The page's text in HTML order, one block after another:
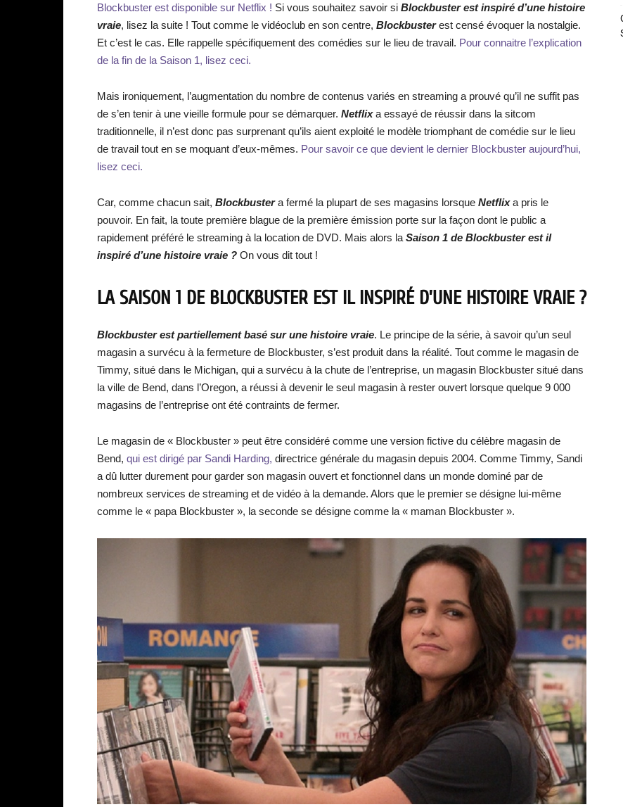
Blockbuster est disponible sur Netflix ! Si vous souhaitez savoir si Blockbuster est inspiré d’une histoire
vraie, lisez la suite ! Tout comme le vidéoclub en son centre, Blockbusterest censé évoquer la nostalgie.
Et c’est le cas. Elle rappelle spécifiquement des comédies sur le lieu de travail. Pour connaitre l’explication
de la fin de la Saison 1, lisez ceci.
Mais ironiquement, l’augmentation du nombre de contenus variés en streaming a prouvé qu’il ne suffit pas
de s’en tenir à une vieille formule pour se démarquer. Netflixa essayé de réussir dans la sitcom
traditionnelle, il n’est donc pas surprenant qu’ils aient exploité le modèle triomphant de comédie sur le lieu
de travail tout en se moquant d’eux-mêmes. Pour savoir ce que devient le dernier Blockbuster aujourd’hui,
lisez ceci.
Car, comme chacun sait, Blockbustera fermé la plupart de ses magasins lorsque Netflixa pris le
pouvoir. En fait, la toute première blague de la première émission porte sur la façon dont le public a
rapidement préféré le streaming à la location de DVD. Mais alors la Saison 1 de Blockbuster est il
inspiré d’une histoire vraie ? On vous dit tout !
LA SAISON 1 DE BLOCKBUSTER EST IL INSPIRÉ D’UNE HISTOIRE VRAIE ?
Blockbuster est partiellement basé sur une histoire vraie. Le principe de la série, à savoir qu’un seul
magasin a survécu à la fermeture de Blockbuster, s’est produit dans la réalité. Tout comme le magasin de
Timmy, situé dans le Michigan, qui a survécu à la chute de l’entreprise, un magasin Blockbuster situé dans
la ville de Bend, dans l’Oregon, a réussi à devenir le seul magasin à rester ouvert lorsque quelque 9 000
magasins de l’entreprise ont été contraints de fermer.
Le magasin de « Blockbuster » peut être considéré comme une version fictive du célèbre magasin de
Bend, qui est dirigé par Sandi Harding, directrice générale du magasin depuis 2004. Comme Timmy, Sandi
a dû lutter durement pour garder son magasin ouvert et fonctionnel dans un monde dominé par de
nombreux services de streaming et de vidéo à la demande. Alors que le premier se désigne lui-même
comme le « papa Blockbuster », la seconde se désigne comme la « maman Blockbuster ».